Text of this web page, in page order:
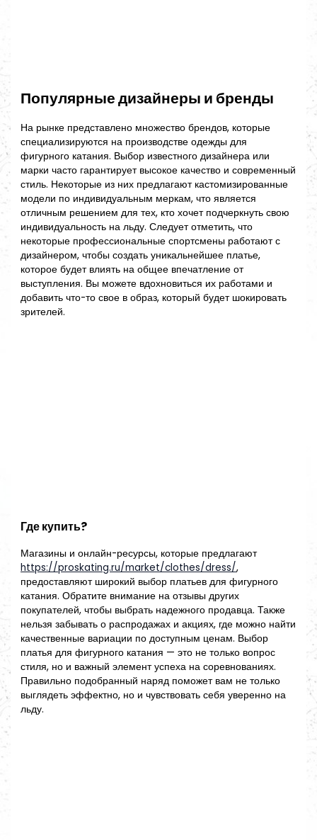
Популярные дизайнеры и бренды
На рынке представлено множество брендов, которые
специализируются на производстве одежды для
фигурного катания. Выбор известного дизайнера или
марки часто гарантирует высокое качество и современный
стиль. Некоторые из них предлагают кастомизированные
модели по индивидуальным меркам, что является
отличным решением для тех, кто хочет подчеркнуть свою
индивидуальность на льду. Следует отметить, что
некоторые профессиональные спортсмены работают с
дизайнером, чтобы создать уникальнейшее платье,
которое будет влиять на общее впечатление от
выступления. Вы можете вдохновиться их работами и
добавить что-то свое в образ, который будет шокировать
зрителей.
Где купить?
Магазины и онлайн-ресурсы, которые предлагают
https://proskating.ru/market/clothes/dress/,
предоставляют широкий выбор платьев для фигурного
катания. Обратите внимание на отзывы других
покупателей, чтобы выбрать надежного продавца. Также
нельзя забывать о распродажах и акциях, где можно найти
качественные вариации по доступным ценам. Выбор
платья для фигурного катания — это не только вопрос
стиля, но и важный элемент успеха на соревнованиях.
Правильно подобранный наряд поможет вам не только
выглядеть эффектно, но и чувствовать себя уверенно на
льду.